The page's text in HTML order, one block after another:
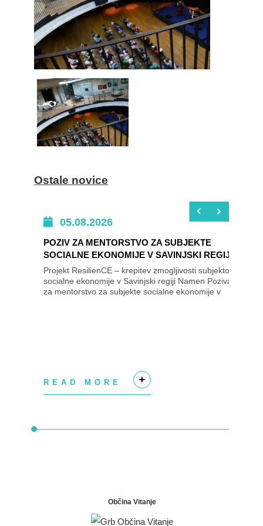
Ostale novice
05.08.2026
POZIV ZA MENTORSTVO ZA SUBJEKTE
SOCIALNE EKONOMIJE V SAVINJSKI REGIJI
Projekt ResilienCE – krepitev zmogljivosti subjektov
socialne ekonomije v Savinjski regiji Namen Poziva
za mentorstvo za subjekte socialne ekonomije v
READ MORE
+
Občina Vitanje